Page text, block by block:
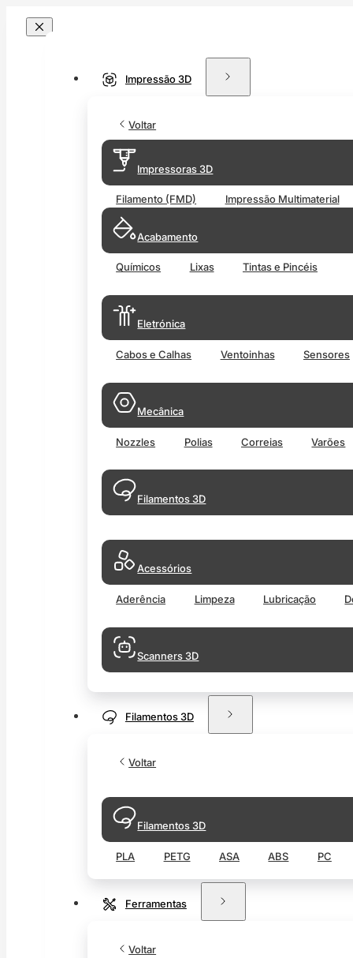
Impressão 3D
Voltar
Impressoras 3D
Filamento (FMD) Impressão Multimaterial
Acabamento
Químicos Lixas Tintas e Pincéis
Eletrónica
Cabos e Calhas Ventoinhas Sensores
Mecânica
Nozzles Polias Correias Varões
Filamentos 3D
Acessórios
Aderência Limpeza Lubricação
Scanners 3D
Filamentos 3D
Voltar
Filamentos 3D
PLA PETG ASA ABS PC
Ferramentas
Voltar